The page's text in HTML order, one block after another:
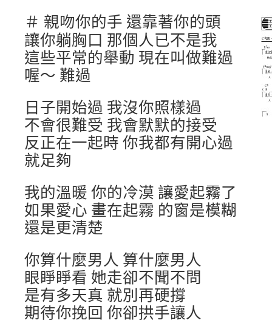
＃ 親吻你的手 還靠著你的頭
讓你躺胸口 那個人已不是我
這些平常的舉動 現在叫做難過
喔～ 難過
日子開始過 我沒你照樣過
不會很難受 我會默默的接受
反正在一起時 你我都有開心過
就足夠
我的溫暖 你的冷漠 讓愛起霧了
如果愛心 畫在起霧 的窗是模糊
還是更清楚
你算什麼男人 算什麼男人
眼睜睜看 她走卻不聞不問
是有多天真 就別再硬撐
期待你挽回 你卻拱手讓人